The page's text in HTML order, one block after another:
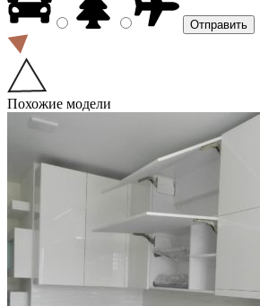
Похожие модели